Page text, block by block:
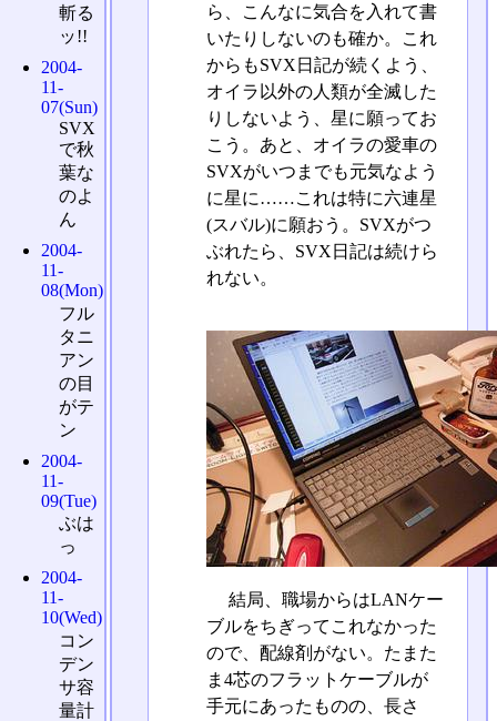
ら、こんなに気合を入れて書
いたりしないのも確か。これ
からもSVX日記が続くよう、
オイラ以外の人類が全滅した
りしないよう、星に願ってお
こう。あと、オイラの愛車の
SVXがいつまでも元気なよう
に星に……これは特に六連星
(スバル)に願おう。SVXがつ
ぶれたら、SVX日記は続けら
れない。
結局、職場からはLANケー
ブルをちぎってこれなかった
ので、配線剤がない。たまた
ま4芯のフラットケーブルが
手元にあったものの、長さ
斬る
ッ!!
2004-
11-
07(Sun)
SVX
で秋
葉な
のよ
ん
2004-
11-
08(Mon)
フル
タニ
アン
の目
がテ
ン
2004-
11-
09(Tue)
ぶは
っ
2004-
11-
10(Wed)
コン
デン
サ容
量計